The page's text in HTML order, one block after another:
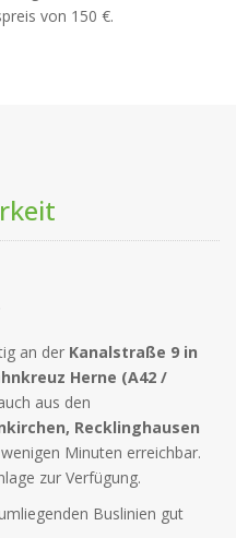
von 150 €.
an der Kanalstraße 9 in
Herne (A42 /
aus den
Recklinghausen
Minuten erreichbar.
zur Verfügung.
Buslinien gut